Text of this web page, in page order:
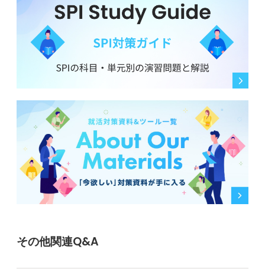
その他関連Q&A